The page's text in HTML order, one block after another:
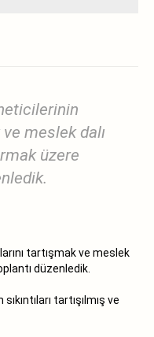
meslek dalı
üzere
tartışmak ve meslek
düzenledik.
tartışılmış ve